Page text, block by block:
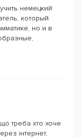
немецкий
который
но и в
треба хто хоче
інтернет,